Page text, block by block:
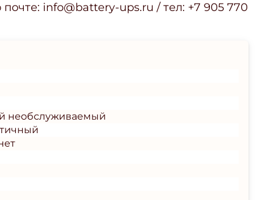
info@battery-ups.ru / тел: +7 905 770
необслуживаемый